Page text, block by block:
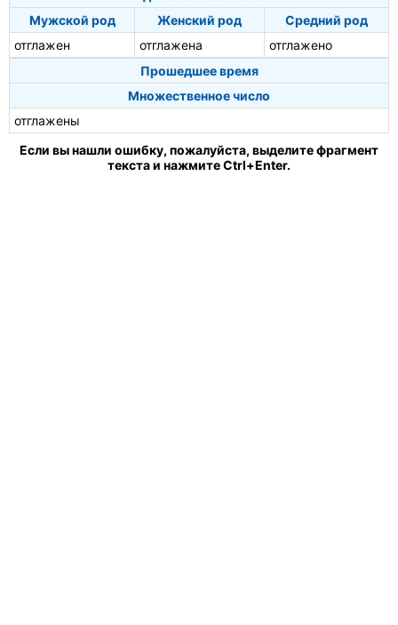
Мужской род
Женский род
Средний род
отглажен
отглажена
отглажено
Прошедшее время
Множественное число
отглажены
Если вы нашли ошибку, пожалуйста, выделите фрагмент
текста и нажмите Ctrl+Enter.